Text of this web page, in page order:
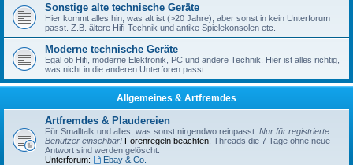
Sonstige alte technische Geräte
Hier kommt alles hin, was alt ist (>20 Jahre), aber sonst in kein Unterforum
passt. Z.B. ältere Hifi-Technik und antike Spielekonsolen etc.
Moderne technische Geräte
Egal ob Hifi, moderne Elektronik, PC und andere Technik. Hier ist alles richtig,
was nicht in die anderen Unterforen passt.
Allgemeines & Artfremdes
Artfremdes & Plaudereien
Für Smalltalk und alles, was sonst nirgendwo reinpasst. Nur für registrierte
Benutzer einsehbar! Forenregeln beachten! Threads die 7 Tage ohne neue
Antwort sind werden gelöscht.
Unterforum:
Ebay & Co.